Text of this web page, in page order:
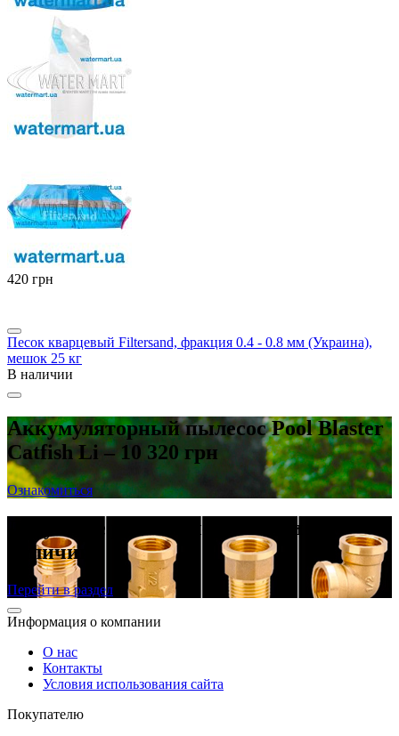
‍420‍ грн
Песок кварцевый Filtersand, фракция 0.4 - 0.8 мм (Украина),
мешок 25 кг
В наличии
Аккумуляторный пылесос Pool Blaster
Catfish Li – 10 320 грн
Ознакомиться
Латунные резьбовые фитинги в
наличии
Перейти в раздел
Информация о компании
О нас
Контакты
Условия использования сайта
Покупателю